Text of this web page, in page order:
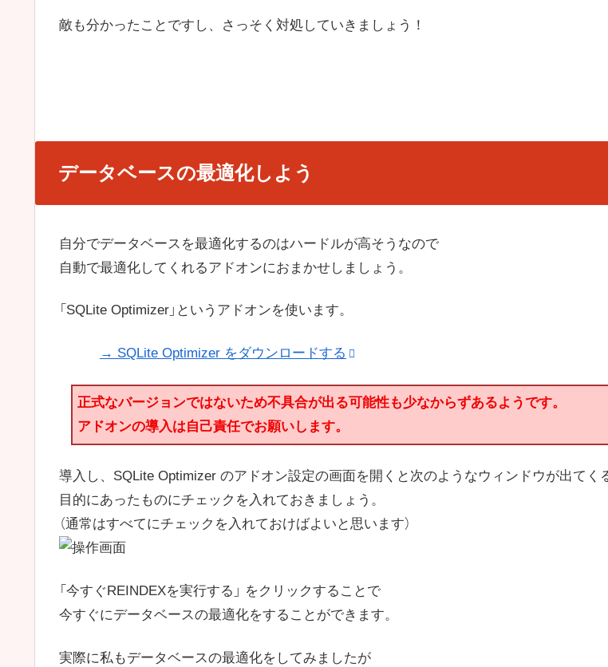
敵も分かったことですし、さっそく対処していきましょう！
データベースの最適化しよう
自分でデータベースを最適化するのはハードルが高そうなので
自動で最適化してくれるアドオンにおまかせしましょう。
「SQLite Optimizer」というアドオンを使います。
→ SQLite Optimizer をダウンロードする
正式なバージョンではないため不具合が出る可能性も少なからずあるようです。
アドオンの導入は自己責任でお願いします。
導入し、SQLite Optimizer のアドオン設定の画面を開くと次のようなウィンドウが出てく
目的にあったものにチェックを入れておきましょう。
（通常はすべてにチェックを入れておけばよいと思います）
「今すぐREINDEXを実行する」 をクリックすることで
今すぐにデータベースの最適化をすることができます。
実際に私もデータベースの最適化をしてみましたが